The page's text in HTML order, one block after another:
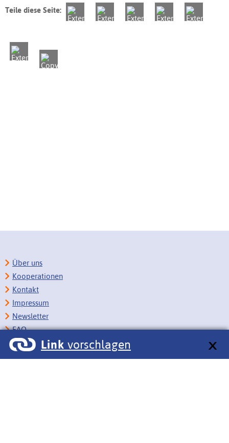
Teile diese Seite:
Link vorschlagen
Über uns
Kooperationen
Kontakt
Impressum
Newsletter
FAQ
Copyright